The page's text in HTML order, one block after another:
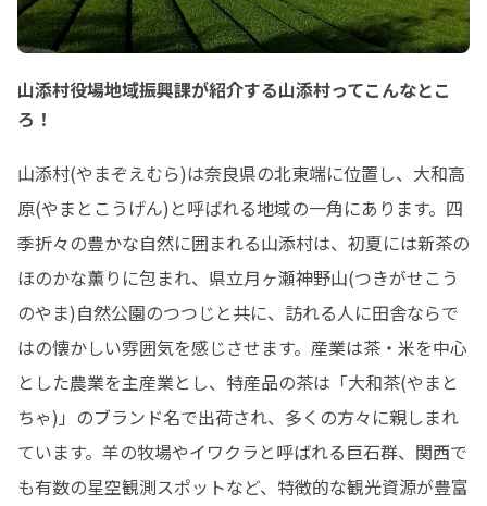
山添村役場地域振興課が紹介する山添村ってこんなとこ
ろ！
山添村(やまぞえむら)は奈良県の北東端に位置し、大和高
原(やまとこうげん)と呼ばれる地域の一角にあります。四
季折々の豊かな自然に囲まれる山添村は、初夏には新茶の
ほのかな薫りに包まれ、県立月ヶ瀬神野山(つきがせこう
のやま)自然公園のつつじと共に、訪れる人に田舎ならで
はの懐かしい雰囲気を感じさせます。産業は茶・米を中心
とした農業を主産業とし、特産品の茶は「大和茶(やまと
ちゃ)」のブランド名で出荷され、多くの方々に親しまれ
ています。羊の牧場やイワクラと呼ばれる巨石群、関西で
も有数の星空観測スポットなど、特徴的な観光資源が豊富